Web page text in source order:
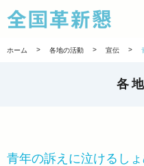
ホーム > 各地の活動 > 宣伝 >
各
青年の訴えに泣ける